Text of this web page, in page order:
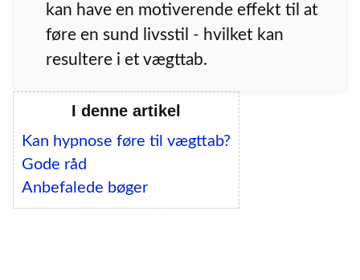
kan have en motiverende effekt til at
føre en sund livsstil - hvilket kan
resultere i et vægttab.
I denne artikel
Kan hypnose føre til vægttab?
Gode råd
Anbefalede bøger